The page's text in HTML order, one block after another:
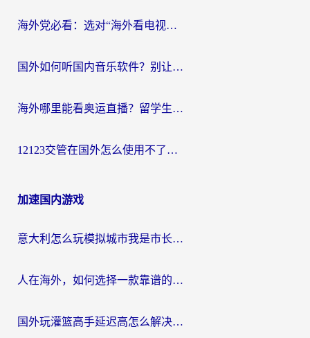
海外党必看：选对“海外看电视剧软件”，再也不用愁国内剧刷不了
国外如何听国内音乐软件？别让地域限制，断了你的中文歌单
海外哪里能看奥运直播？留学生&海外华人必看的体育赛事观赛终极指南
12123交管在国外怎么使用不了？海外华人必看的无缝访问国内资源指南
加速国内游戏
意大利怎么玩模拟城市我是市长？海外党国服游戏加速终极攻略（附三国3量子特攻解决办法）
人在海外，如何选择一款靠谱的玩剑灵2加速器？
国外玩灌篮高手延迟高怎么解决？海外玩家国服游戏加速终极指南